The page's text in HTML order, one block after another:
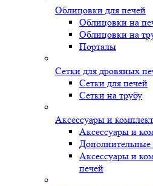
Облицовки для печей
Облицовки на
Облицовки на
Порталы
Сетки для дровяных
Сетки для печей
Сетки на трубу
Аксессуары и
Аксессуары и
Дополнительные
Аксессуары и
печей